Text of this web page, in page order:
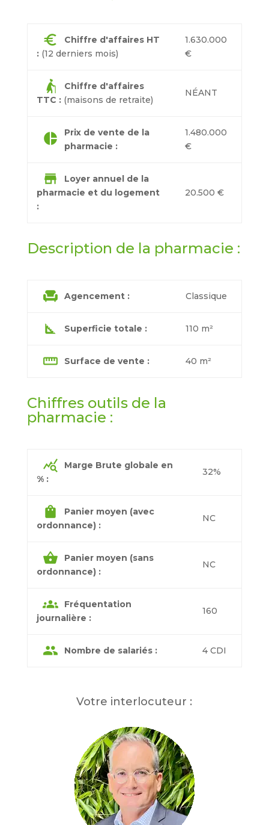
euro
Chiffre d'affaires HT
:(12 derniers mois)
1.630.000
€
elderly_woman
Chiffre d'affaires
TTC :(maisons de retraite)
NÉANT
pie_chart
Prix de vente de la
pharmacie :
1.480.000
€
store
Loyer annuel de la
pharmacie et du logement
:
20.500 €
Description de la pharmacie :
chair Agencement : Classique
square_foot Superficie totale : 110 m²
straighten Surface de vente : 40 m²
Chiffres outils de la
pharmacie :
query_stats
Marge Brute globale en
% :
32%
shopping_bag
Panier moyen (avec
ordonnance) :
NC
shopping_basket
Panier moyen (sans
ordonnance) :
NC
groups
Fréquentation
journalière :
160
group Nombre de salariés : 4 CDI
Votre interlocuteur :